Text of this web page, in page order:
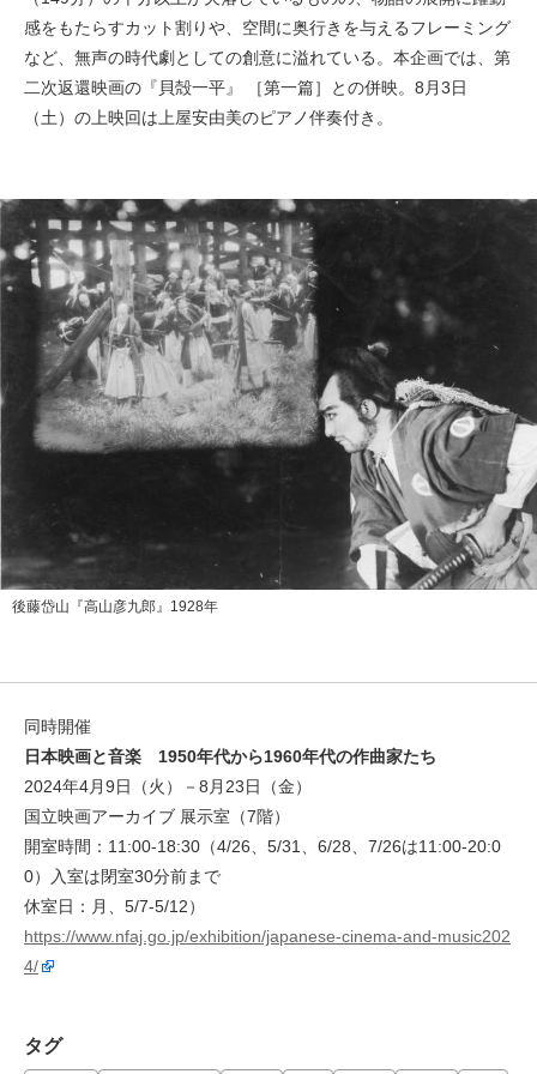
感をもたらすカット割りや、空間に奥行きを与えるフレーミング
など、無声の時代劇としての創意に溢れている。本企画では、第
二次返還映画の『貝殻一平』 ［第一篇］との併映。8月3日
（土）の上映回は上屋安由美のピアノ伴奏付き。
後藤岱山『高山彦九郎』1928年
同時開催
日本映画と音楽 1950年代から1960年代の作曲家たち
2024年4月9日（火）－8月23日（金）
国立映画アーカイブ 展示室（7階）
開室時間：11:00-18:30（4/26、5/31、6/28、7/26は11:00-20:0
0）入室は閉室30分前まで
休室日：月、5/7-5/12）
https://www.nfaj.go.jp/exhibition/japanese-cinema-and-music202
4/
タグ